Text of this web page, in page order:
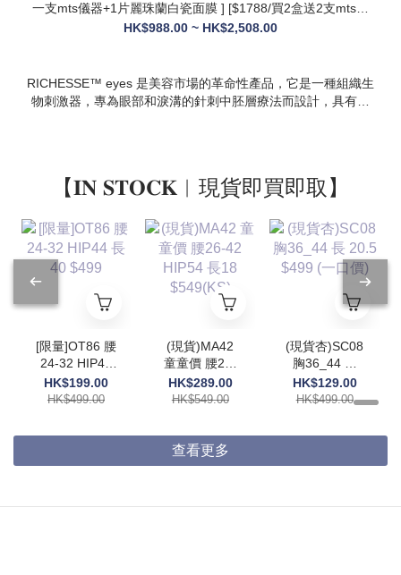
一支mts儀器+1片麗珠蘭白瓷面膜 ] [$1788/買2盒送2支mts儀
器+1盒白瓷面膜+1支麗珠蘭修復面霜][ $2508/買3盒送3支mts
HK$988.00 ~ HK$2,508.00
RICHESSE™ eyes 是美容市場的革命性產品，它是一種組織生
物刺激器，專為眼部和淚溝的針刺中胚層療法而設計，具有填
【𝐈𝐍 𝐒𝐓𝐎𝐂𝐊︱現貨即買即取】
[限量]OT86 腰
24-32 HIP44
長40 $499
HK$199.00
HK$499.00
(現貨)MA42
童童價 腰26-
42 HIP54 長
18 $549(KS)
HK$289.00
HK$549.00
(現貨杏)SC08
胸36_44 長
20.5 $499 (一
口價)
HK$129.00
HK$499.00
查看更多